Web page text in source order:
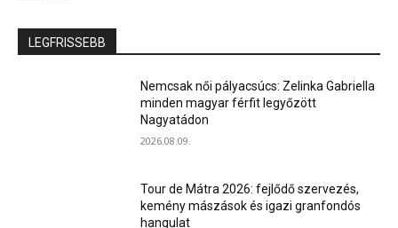
LEGFRISSEBB
Nemcsak női pályacsúcs: Zelinka Gabriella
minden magyar férfit legyőzött
Nagyatádon
2026.08.09.
Tour de Mátra 2026: fejlődő szervezés,
kemény mászások és igazi granfondós
hangulat